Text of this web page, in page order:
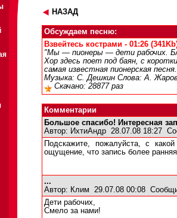
НАЗАД
Обсуждаем песню:
Взвейтесь кострами - 01:26
"Мы — пионеры — дети рабочих.
Хор здесь поет под баян, с
самая известная пионерская
Музыка: С. Дешкин Слова: А.
Скачано: 28877 раз
Комментарии
Большое спасибо! Интересная
Автор: ИхтиАндр 28.07.08 18:27
Подскажите, пожалуйста, с
ощущение, что запись более
...
Автор: Клим 29.07.08 00:08
Дети рабочих,
Смело за нами!